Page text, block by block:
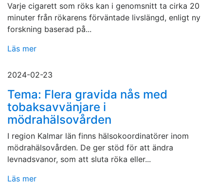
Varje cigarett som röks kan i genomsnitt ta cirka 20
minuter från rökarens förväntade livslängd, enligt ny
forskning baserad på...
Läs mer
2024-02-23
Tema: Flera gravida nås med
tobaksavvänjare i
mödrahälsovården
I region Kalmar län finns hälsokoordinatörer inom
mödrahälsovården. De ger stöd för att ändra
levnadsvanor, som att sluta röka eller...
Läs mer